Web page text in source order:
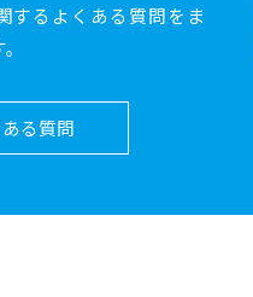
するよくある質問をま
る質問